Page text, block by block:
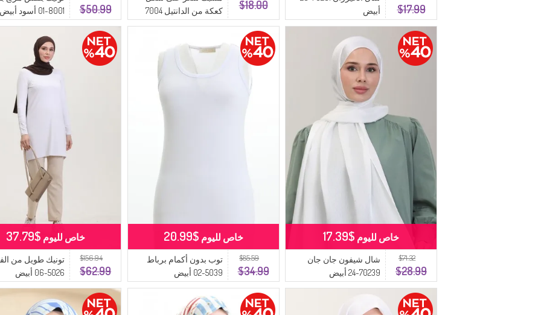
$17.99
أبيض
$18.00
كعكة من الدانتيل 7004
7004-08 أبيض كريمي
$50.99
8001-01 أسود أبيض
$71.32
$28.99
شال شيفون جان جان
70239-24 أبيض
خاص لليوم $17.39
$85.59
$34.99
توب بدون أكمام برباط
5039-02 أبيض
خاص لليوم $20.99
$156.94
$62.99
تونيك طويل من
5026-06 أبيض
خاص لليوم $37.79